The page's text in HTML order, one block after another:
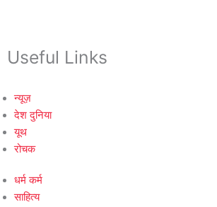
Useful Links
न्यूज़
देश दुनिया
यूथ
रोचक
धर्म कर्म
साहित्य